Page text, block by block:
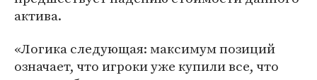
актива.
«Логика следующая: максимум позиций
означает, что игроки уже купили все, что